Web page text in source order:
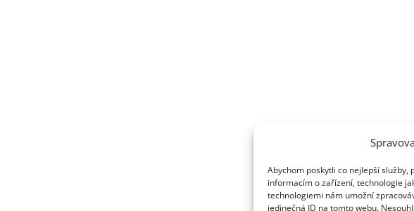
Abychom poskytli co nejlepší
informacím o zařízení, technologie
technologiemi nám umožní
jedinečná ID na tomto webu.